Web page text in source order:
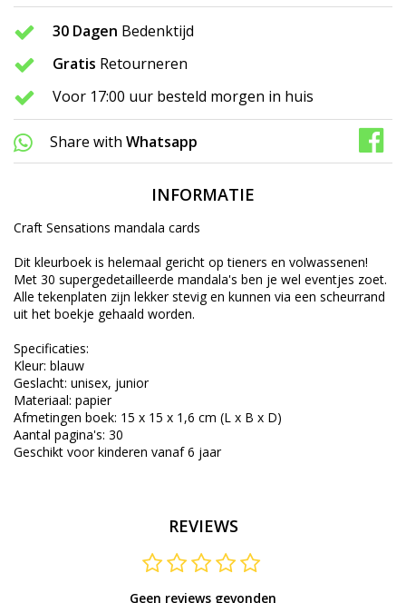
30 Dagen Bedenktijd
Gratis Retourneren
Voor 17:00 uur besteld morgen in huis
Share with Whatsapp
INFORMATIE
Craft Sensations mandala cards
Dit kleurboek is helemaal gericht op tieners en volwassenen!
Met 30 supergedetailleerde mandala's ben je wel eventjes zoet.
Alle tekenplaten zijn lekker stevig en kunnen via een scheurrand
uit het boekje gehaald worden.
Specificaties:
Kleur: blauw
Geslacht: unisex, junior
Materiaal: papier
Afmetingen boek: 15 x 15 x 1,6 cm (L x B x D)
Aantal pagina's: 30
Geschikt voor kinderen vanaf 6 jaar
REVIEWS
Geen reviews gevonden